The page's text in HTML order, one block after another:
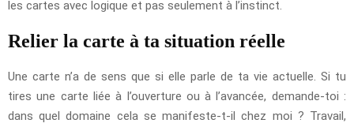
les cartes avec logique et pas seulement à l’instinct.
Relier la carte à ta situation réelle
Une carte n’a de sens que si elle parle de ta vie actuelle. Si tu
tires une carte liée à l’ouverture ou à l’avancée, demande-toi :
dans quel domaine cela se manifeste-t-il chez moi ? Travail,